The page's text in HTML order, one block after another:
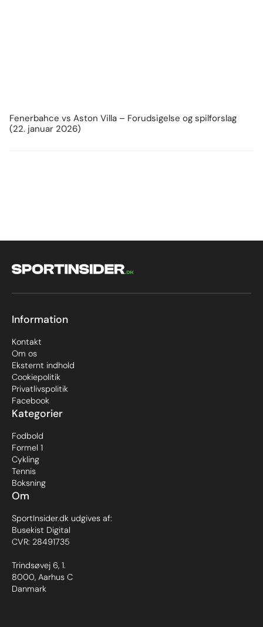
Fenerbahce vs Aston Villa – Forudsigelse og spilforslag
(22. januar 2026)
Om
SportInsider.dk udgives af:
Busekist Digital
CVR: 28491735
Trindsøvej 6, 1.
8000, Aarhus C
Danmark
Kategorier
Fodbold
Formel 1
Cykling
Tennis
Boksning
Information
Kontakt
Om os
Eksternt indhold
Cookiepolitik
Privatlivspolitik
Facebook